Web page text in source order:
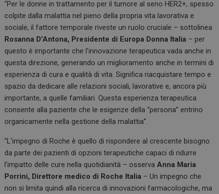
“Per le donne in trattamento per il tumore al seno HER2+, spesso
colpite dalla malattia nel pieno della propria vita lavorativa e
sociale, il fattore temporale riveste un ruolo cruciale – sottolinea
Rosanna D’Antona, Presidente di Europa Donna Italia – per
questo è importante che l’innovazione terapeutica vada anche in
questa direzione, generando un miglioramento anche in termini di
esperienza di cura e qualità di vita. Significa riacquistare tempo e
spazio da dedicare alle relazioni sociali, lavorative e, ancora più
importante, a quelle familiari. Questa esperienza terapeutica
consente alla paziente che le esigenze della “persona” entrino
organicamente nella gestione della malattia”.
“L’impegno di Roche è quello di rispondere al crescente bisogno
da parte dei pazienti di opzioni terapeutiche capaci di ridurre
l’impatto delle cure nella quotidianità – osservaAnna Maria
Porrini, Direttore medico di Roche Italia – Un impegno che
non si limita quindi alla ricerca di innovazioni farmacologiche, ma